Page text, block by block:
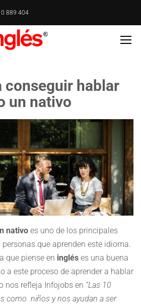
889 404
conseguir hablar
un nativo
nativo es uno de los principales
que aprenden este idioma.
que piense en inglés es una buena
a este proceso de aprender a hablar
nos refleja Infojobs en “Las 10
como niños y nos ayudan a ser